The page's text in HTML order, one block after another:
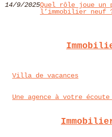
14/9/2025Quel rôle joue un
l’immobilier neuf
Villa de vacances
Une agence à votre